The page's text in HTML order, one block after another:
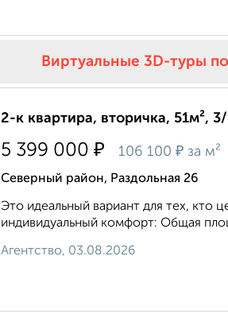
Виртуальные 3D-туры
2-к квартира, вторичка, 51м²,
5 399 000 ₽ 106 100 ₽ за м²
Северный район, Раздольная 26
Это идеальный вариант для тех, кто
индивидуальный комфорт: Общая
Агентство, 03.08.2026